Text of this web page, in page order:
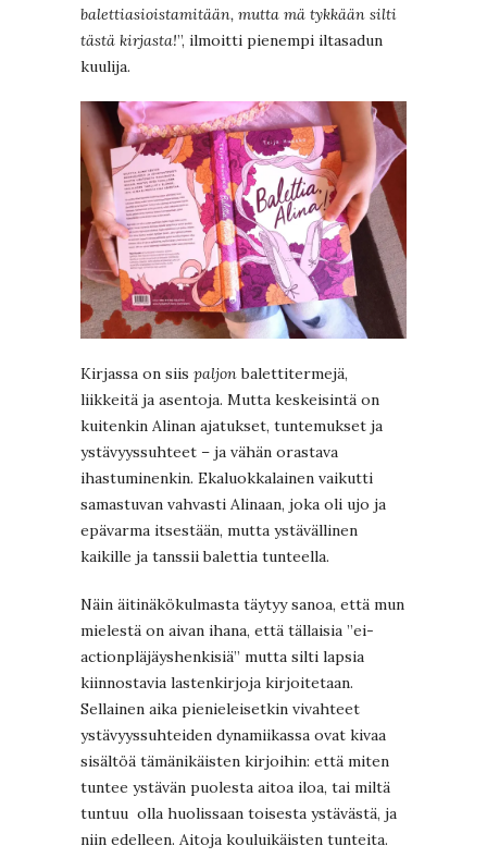
balettiasioistamitään, mutta mä tykkään silti
tästä kirjasta!”, ilmoitti pienempi iltasadun
kuulija.
Kirjassa on siis paljonbalettitermejä,
liikkeitä ja asentoja. Mutta keskeisintä on
kuitenkin Alinan ajatukset, tuntemukset ja
ystävyyssuhteet – ja vähän orastava
ihastuminenkin. Ekaluokkalainen vaikutti
samastuvan vahvasti Alinaan, joka oli ujo ja
epävarma itsestään, mutta ystävällinen
kaikille ja tanssii balettia tunteella.
Näin äitinäkökulmasta täytyy sanoa, että mun
mielestä on aivan ihana, että tällaisia ”ei-
actionpläjäyshenkisiä” mutta silti lapsia
kiinnostavia lastenkirjoja kirjoitetaan.
Sellainen aika pienieleisetkin vivahteet
ystävyyssuhteiden dynamiikassa ovat kivaa
sisältöä tämänikäisten kirjoihin: että miten
tuntee ystävän puolesta aitoa iloa, tai miltä
tuntuu olla huolissaan toisesta ystävästä, ja
niin edelleen. Aitoja kouluikäisten tunteita.